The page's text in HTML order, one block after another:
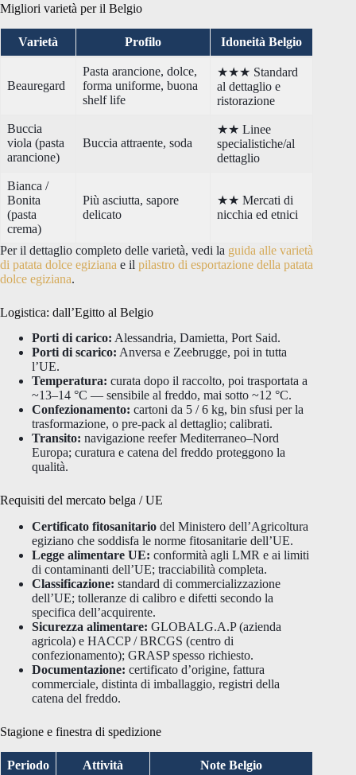
Migliori varietà per il Belgio
Varietà Profilo Idoneità Belgio
Beauregard
Pasta arancione, dolce,
forma uniforme, buona
shelf life
★★★ Standard
al dettaglio e
ristorazione
Buccia
viola (pasta
arancione)
Buccia attraente, soda
★★ Linee
specialistiche/al
dettaglio
Bianca /
Bonita
(pasta
crema)
Più asciutta, sapore
delicato
★★ Mercati di
nicchia ed etnici
Per il dettaglio completo delle varietà, vedi la guida alle varietà
di patata dolce egiziana e il pilastro di esportazione della patata
dolce egiziana.
Logistica: dall’Egitto al Belgio
Porti di carico: Alessandria, Damietta, Port Said.
Porti di scarico: Anversa e Zeebrugge, poi in tutta
l’UE.
Temperatura: curata dopo il raccolto, poi trasportata a
~13–14 °C — sensibile al freddo, mai sotto ~12 °C.
Confezionamento: cartoni da 5 / 6 kg, bin sfusi per la
trasformazione, o pre-pack al dettaglio; calibrati.
Transito: navigazione reefer Mediterraneo–Nord
Europa; curatura e catena del freddo proteggono la
qualità.
Requisiti del mercato belga / UE
Certificato fitosanitario del Ministero dell’Agricoltura
egiziano che soddisfa le norme fitosanitarie dell’UE.
Legge alimentare UE: conformità agli LMR e ai limiti
di contaminanti dell’UE; tracciabilità completa.
Classificazione: standard di commercializzazione
dell’UE; tolleranze di calibro e difetti secondo la
specifica dell’acquirente.
Sicurezza alimentare: GLOBALG.A.P (azienda
agricola) e HACCP / BRCGS (centro di
confezionamento); GRASP spesso richiesto.
Documentazione: certificato d’origine, fattura
commerciale, distinta di imballaggio, registri della
catena del freddo.
Stagione e finestra di spedizione
Periodo Attività Note Belgio